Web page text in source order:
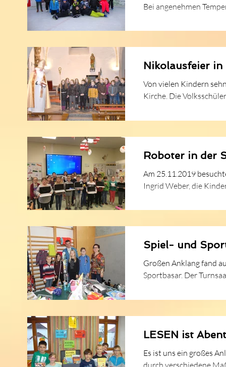
Bei angenehmen
Nikolausfeier
Von vielen Kindern
Kirche. Die
Roboter in der
Am 25.11.2019
Ingrid Weber, die
Spiel- und
Großen Anklang fand
Sportbasar. Der
LESEN ist
Es ist uns ein großes Anliegen, bei den Schülerinnen und
durch verschiedene